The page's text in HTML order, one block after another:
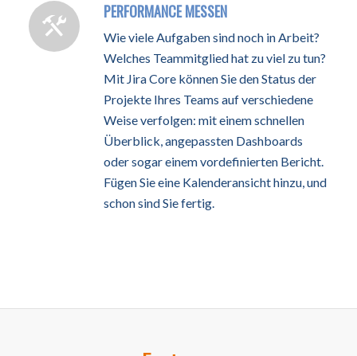
PERFORMANCE MESSEN
Wie viele Aufgaben sind noch in Arbeit?
Welches Teammitglied hat zu viel zu tun?
Mit Jira Core können Sie den Status der
Projekte Ihres Teams auf verschiedene
Weise verfolgen: mit einem schnellen
Überblick, angepassten Dashboards
oder sogar einem vordefinierten Bericht.
Fügen Sie eine Kalenderansicht hinzu, und
schon sind Sie fertig.